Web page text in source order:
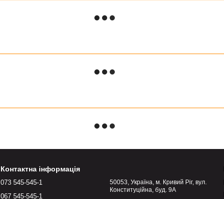
Контактна інформація
073 545-545-1
067 545-545-1
50053, Україна, м. Кривий Ріг, вул.
Конституційна, буд. 9А